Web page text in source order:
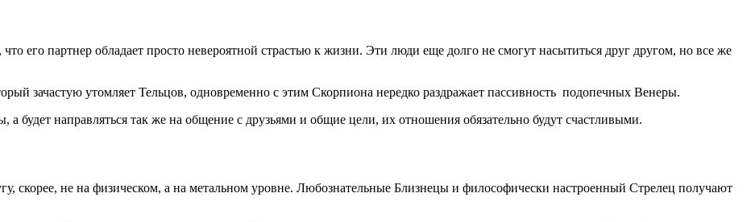
его партнер обладает просто невероятной страстью к жизни. Эти люди еще долго не смогут насытиться друг другом, но все же
зачастую утомляет Тельцов, одновременно с этим Скорпиона нередко раздражает пассивность подопечных Венеры.
а будет направляться так же на общение с друзьями и общие цели, их отношения обязательно будут счастливыми.
скорее, не на физическом, а на метальном уровне. Любознательные Близнецы и философически настроенный Стрелец получают